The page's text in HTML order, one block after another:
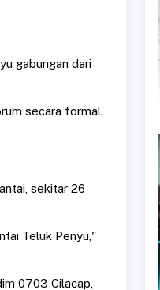
gabungan dari
secara formal.
sekitar 26
Teluk Penyu,"
0703 Cilacap,